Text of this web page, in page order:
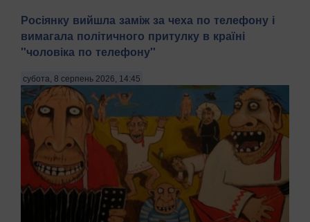
Росіянку вийшла заміж за чеха по телефону і
вимагала політичного притулку в країні
"чоловіка по телефону"
субота, 8 серпень 2026, 14:45